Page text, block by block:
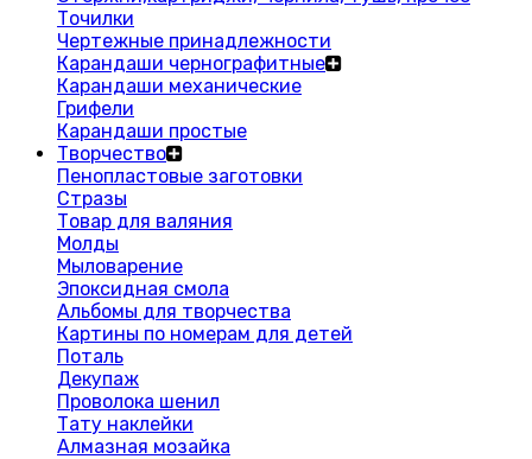
Точилки
Чертежные принадлежности
Карандаши чернографитные
Карандаши механические
Грифели
Карандаши простые
Творчество
Пенопластовые заготовки
Стразы
Товар для валяния
Молды
Мыловарение
Эпоксидная смола
Альбомы для творчества
Картины по номерам для детей
Поталь
Декупаж
Проволока шенил
Тату наклейки
Алмазная мозайка